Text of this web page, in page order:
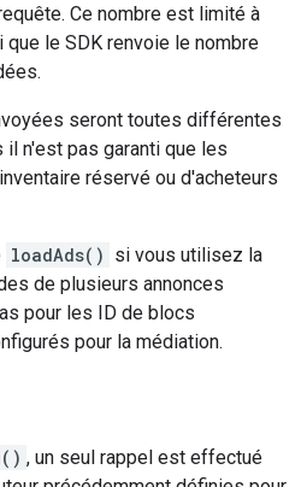
Ce nombre est limité à
le SDK renvoie le nombre
seront toutes différentes
n'est pas garanti que les
réservé ou d'acheteurs
loadAds() si vous utilisez la
de plusieurs annonces
pour les ID de blocs
pour la médiation.
, un seul rappel est effectué